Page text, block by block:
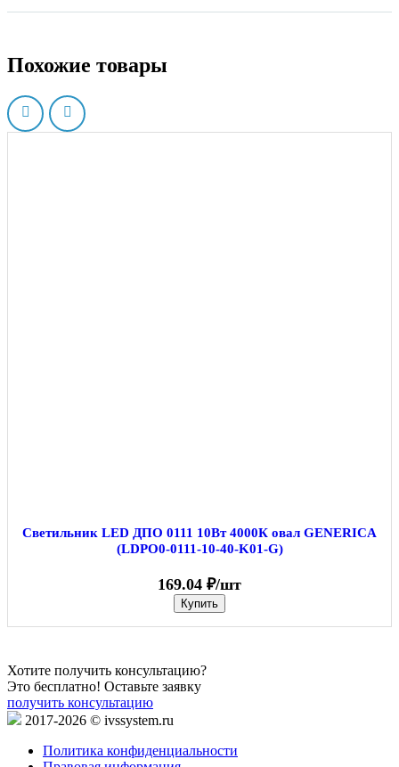
Похожие товары
Светильник LED ДПО 0111 10Вт 4000К овал GENERICA
(LDPO0-0111-10-40-K01-G)
169.04 ₽/шт
Купить
Хотите получить консультацию?
Это бесплатно! Оставьте заявку
получить консультацию
2017-2026 © ivssystem.ru
Политика конфиденциальности